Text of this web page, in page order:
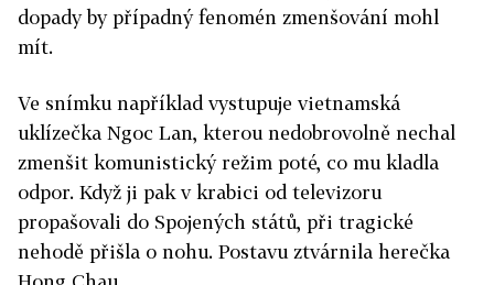
dopady by případný fenomén zmenšování mohl
mít.
Ve snímku například vystupuje vietnamská
uklízečka Ngoc Lan, kterou nedobrovolně nechal
zmenšit komunistický režim poté, co mu kladla
odpor. Když ji pak v krabici od televizoru
propašovali do Spojených států, při tragické
nehodě přišla o nohu. Postavu ztvárnila herečka